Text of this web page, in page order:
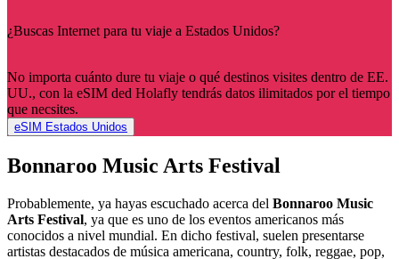
¿Buscas Internet para tu viaje a Estados Unidos?
No importa cuánto dure tu viaje o qué destinos visites dentro de EE.
UU., con la eSIM ded Holafly tendrás datos ilimitados por el tiempo
que necsites.
eSIM Estados Unidos
Bonnaroo Music Arts Festival
Probablemente, ya hayas escuchado acerca del Bonnaroo Music
Arts Festival, ya que es uno de los eventos americanos más
conocidos a nivel mundial. En dicho festival, suelen presentarse
artistas destacados de música americana, country, folk, reggae, pop,